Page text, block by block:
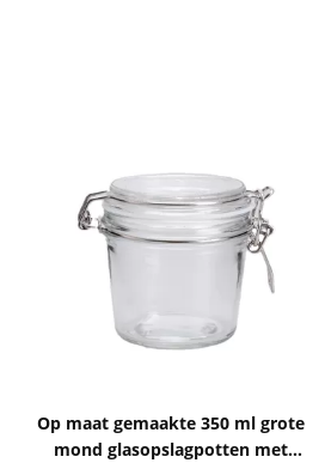
Op maat gemaakte 350 ml grote
mond glasopslagpotten met